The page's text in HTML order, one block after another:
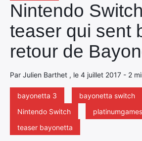
Nintendo
teaser qui sent
retour de
Par Julien Barthet , le 4 juillet 2017 - 2
bayonetta 3
bayonetta switch
Nintendo Switch
platinumgames
teaser bayonetta